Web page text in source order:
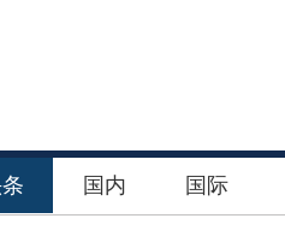
国内 国际